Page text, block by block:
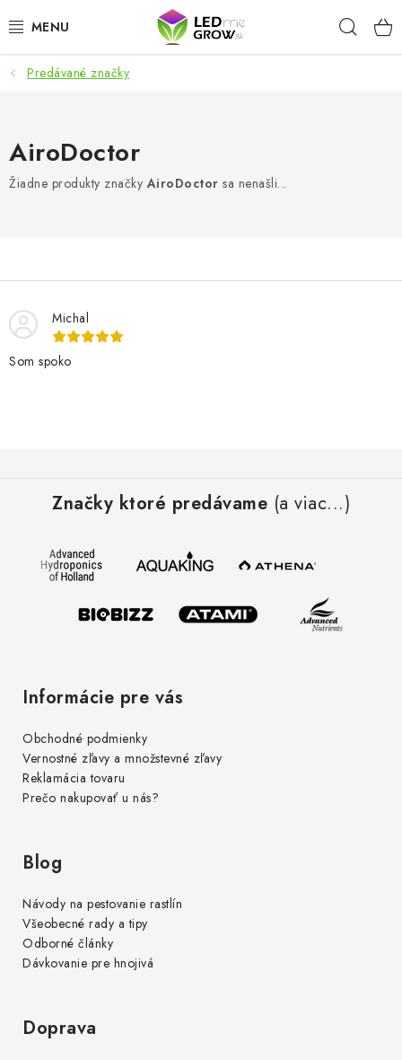
na
AKCIE
SMART GARDEN
Hodnotenie obchodu
Predávané značky
AiroDoctor
Žiadne produkty značkyAiroDoctor sa nenašli...
Michal
Som spoko
Značky ktoré predávame (a viac...)
Informácie pre vás
Obchodné podmienky
Vernostné zľavy a množstevné zľavy
Reklamácia tovaru
Prečo nakupovať u nás?
Blog
Návody na pestovanie rastlín
Všeobecné rady a tipy
Odborné články
Dávkovanie pre hnojivá
Doprava